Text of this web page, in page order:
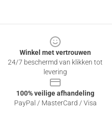
Winkel met vertrouwen
24/7 beschermd van klikken tot
levering
100% veilige afhandeling
PayPal / MasterCard / Visa